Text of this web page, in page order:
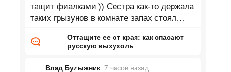
тащит фиалками )) Сестра как-то держала
таких грызунов в комнате запах стоял
Оттащите ее от края: как спасают
русскую выхухоль
Влад Булыжник 7 часов назад